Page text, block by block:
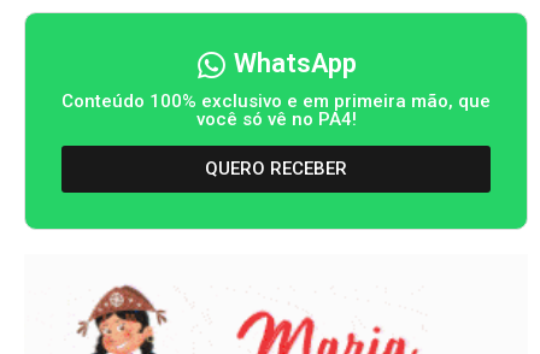
WhatsApp
Conteúdo 100% exclusivo e em primeira mão, que
você só vê no PA4!
QUERO RECEBER